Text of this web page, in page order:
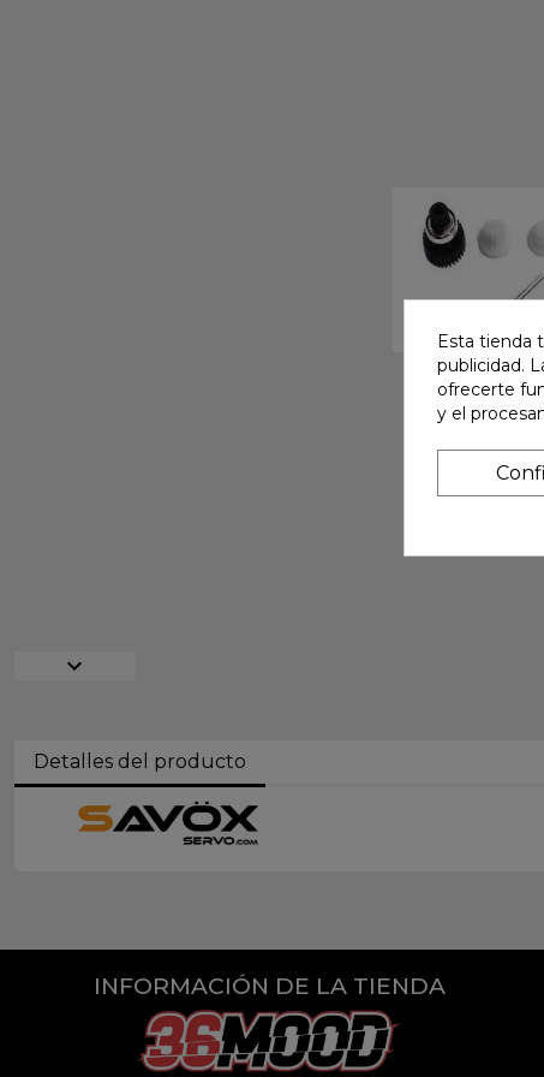
expand_more
Detalles del producto
INFORMACIÓN DE LA TIENDA
Esta tienda
publicidad.
ofrecerte
y el